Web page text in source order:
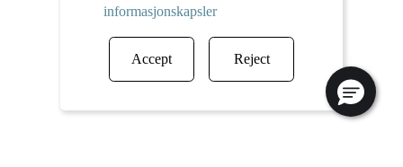
informasjonskapsler
Accept Reject